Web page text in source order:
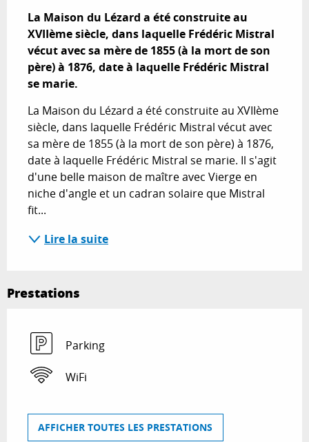
La Maison du Lézard a été construite au
XVIIème siècle, dans laquelle Frédéric Mistral
vécut avec sa mère de 1855 (à la mort de son
père) à 1876, date à laquelle Frédéric Mistral
se marie.
La Maison du Lézard a été construite au XVIIème
siècle, dans laquelle Frédéric Mistral vécut avec
sa mère de 1855 (à la mort de son père) à 1876,
date à laquelle Frédéric Mistral se marie. Il s'agit
d'une belle maison de maître avec Vierge en
niche d'angle et un cadran solaire que Mistral
fit...
Lire la suite
Prestations
Parking
WiFi
AFFICHER TOUTES LES PRESTATIONS